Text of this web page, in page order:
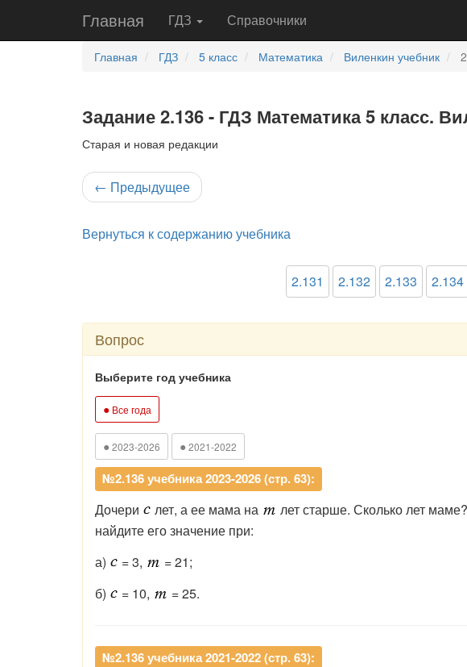
Главная ГДЗ Справочники
Главная ГДЗ 5 класс Математика Виленкин учебник
Задание 2.136 - ГДЗ Математика 5 класс.
Старая и новая редакции
← Предыдущее
Вернуться к содержанию учебника
2.131 2.132 2.133 2.134
Вопрос
Выберите год учебника
● Все года
● 2023-2026 ● 2021-2022
№2.136 учебника 2023-2026 (стр. 63):
Дочери лет, а ее мама на лет старше. Сколько лет
найдите его значение при:
а)
= 3,
= 21;
б)
= 10, = 25.
№2.136 учебника 2021-2022 (стр. 63):